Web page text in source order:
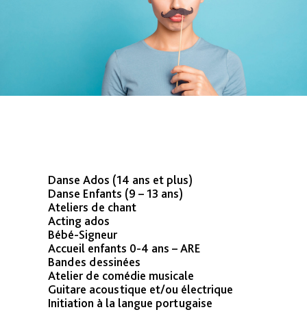
Danse Ados (14 ans et plus)
Danse Enfants (9 – 13 ans)
Ateliers de chant
Acting ados
Bébé-Signeur
Accueil enfants 0-4 ans – ARE
Bandes dessinées
Atelier de comédie musicale
Guitare acoustique et/ou électrique
Initiation à la langue portugaise